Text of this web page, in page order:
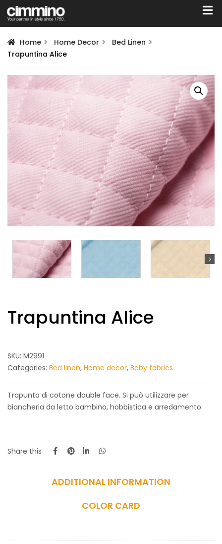
Home Home Decor
Bed Linen
Trapuntina Alice
Trapuntina Alice
SKU: M2991
Categories: Bed linen, Home decor, Baby fabrics
Trapunta di cotone double face. Si può utilizzare per
biancheria da letto bambino, hobbistica e arredamento.
Share this
ADDITIONAL INFORMATION
COLOR CARD